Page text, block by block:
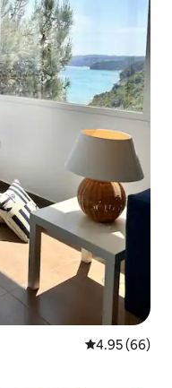
평점 4.95점(5
4.95 (66)